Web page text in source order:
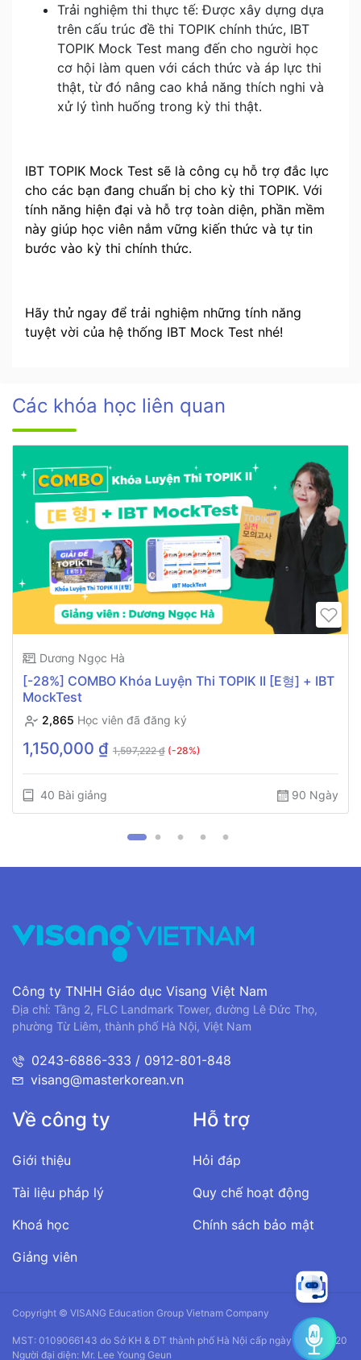
Trải nghiệm thi thực tế: Được xây dựng dựa
trên cấu trúc đề thi TOPIK chính thức, IBT
TOPIK Mock Test mang đến cho người học
cơ hội làm quen với cách thức và áp lực thi
thật, từ đó nâng cao khả năng thích nghi và
xử lý tình huống trong kỳ thi thật.
IBT TOPIK Mock Test sẽ là công cụ hỗ trợ đắc lực
cho các bạn đang chuẩn bị cho kỳ thi TOPIK. Với
tính năng hiện đại và hỗ trợ toàn diện, phần mềm
này giúp học viên nắm vững kiến thức và tự tin
bước vào kỳ thi chính thức.
Hãy thử ngay để trải nghiệm những tính năng
tuyệt vời của hệ thống IBT Mock Test nhé!
Các khóa học liên quan
Dương Ngọc Hà
[-28%] COMBO Khóa Luyện Thi TOPIK II [E형] + IBT
MockTest
2,865 Học viên đã đăng ký
1,150,000 ₫ 1,597,222 ₫ (-28%)
40 Bài giảng 90 Ngày
Công ty TNHH Giáo dục Visang Việt Nam
Địa chỉ: Tầng 2, FLC Landmark Tower, đường Lê Đức Thọ,
phường Từ Liêm, thành phố Hà Nội, Việt Nam
0243-6886-333 / 0912-801-848
visang@masterkorean.vn
Về công ty
Giới thiệu
Tài liệu pháp lý
Khoá học
Giảng viên
Hỗ trợ
Hỏi đáp
Quy chế hoạt động
Chính sách bảo mật
Copyright © VISANG Education Group Vietnam Company
MST: 0109066143 do Sở KH & ĐT thành phố Hà Nội cấp ngày 14/01/2020
Người đại diện: Mr. Lee Young Geun